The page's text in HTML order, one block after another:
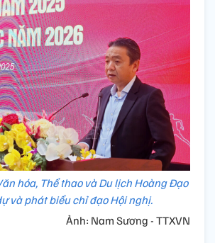
hóa, Thể thao và Du lịch Hoàng Đạo
và phát biểu chỉ đạo Hội nghị.
Ảnh: Nam Sương - TTXVN